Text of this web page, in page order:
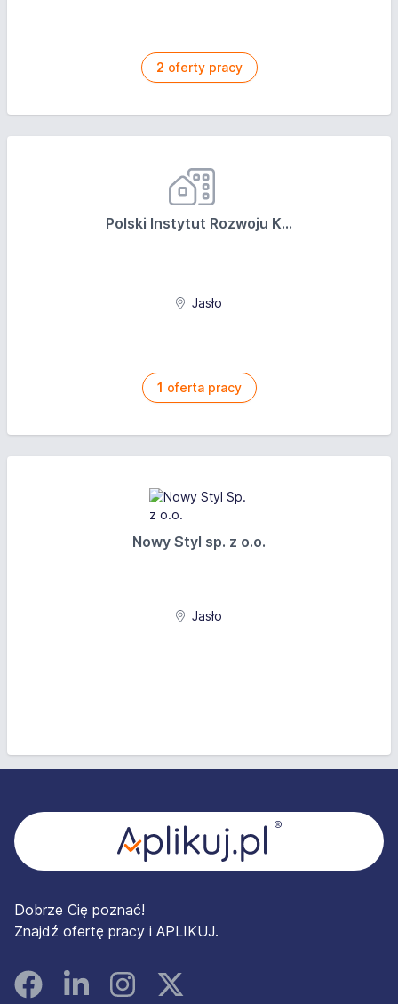
2 oferty pracy
Polski Instytut Rozwoju K...
Jasło
1 oferta pracy
Nowy Styl sp. z o.o.
Jasło
Dobrze Cię poznać!
Znajdź ofertę pracy i APLIKUJ.
FacebookLinked InInstagramInstagram